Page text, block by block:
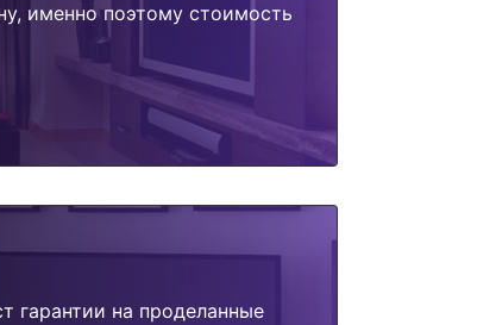
именно поэтому стоимость
гарантии на проделанные